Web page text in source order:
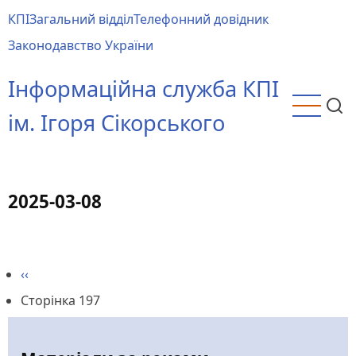
до
основного
КПІЗагальний відділТелефонний довідник
Законодавство України
Інформаційна служба КПІ
ім. Ігоря Сікорського
2025-03-08
на
Попередня
сторінка
‹‹
Сторінка 197